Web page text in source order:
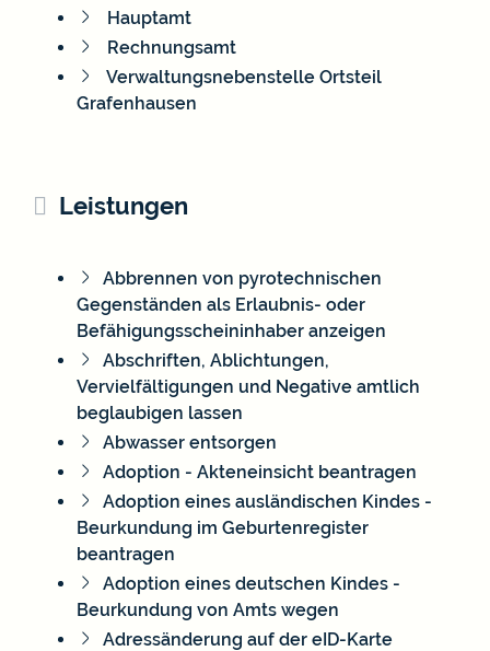
Hauptamt
Rechnungsamt
Verwaltungsnebenstelle Ortsteil
Grafenhausen
Leistungen
Abbrennen von pyrotechnischen
Gegenständen als Erlaubnis- oder
Befähigungsscheininhaber anzeigen
Abschriften, Ablichtungen,
Vervielfältigungen und Negative amtlich
beglaubigen lassen
Abwasser entsorgen
Adoption - Akteneinsicht beantragen
Adoption eines ausländischen Kindes -
Beurkundung im Geburtenregister
beantragen
Adoption eines deutschen Kindes -
Beurkundung von Amts wegen
Adressänderung auf der eID-Karte